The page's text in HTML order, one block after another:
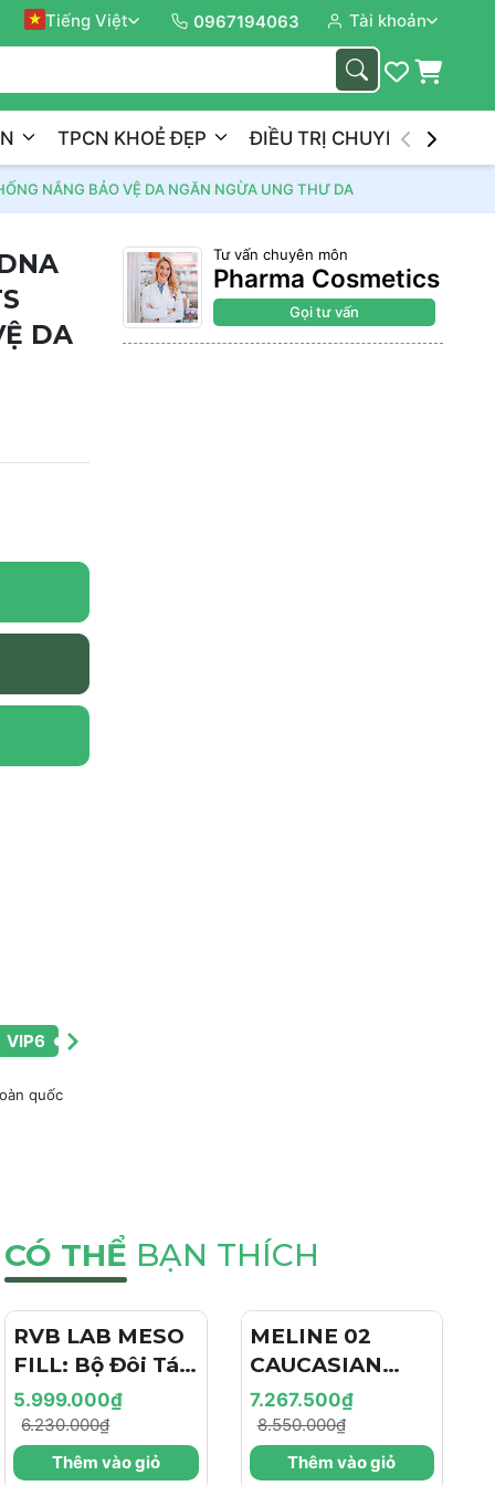
Tiếng Việt 0967194063
Tài khoản
TPCN KHOẺ ĐẸP ĐIỀU TRỊ CHUYÊN NGHIỆP
NẮNG BẢO VỆ DA NGĂN NGỪA UNG THƯ DA
DA
VIP6
quốc
Tư vấn chuyên môn
Pharma Cosmetics
Gọi tư vấn
CÓ THỂ BẠN THÍCH
- 4%
RVB LAB MESO
FILL: Bộ Đôi Tái
Tạo & Nâng Cơ
Chuyên Sâu -
Hiệu Ứng "Filler
+ Botox Like"
5.999.000₫
6.230.000₫
Thêm vào giỏ
MELINE 02
CAUCASIAN
SKIN
DAY/NIGHT / BỘ
ĐÔI TRỊ NÁM
NGÀY/ĐÊM,
7.267.500₫
8.550.000₫
Thêm vào giỏ